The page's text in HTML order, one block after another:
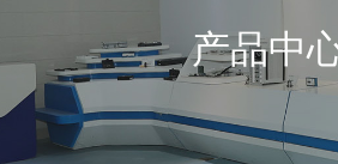
产品中